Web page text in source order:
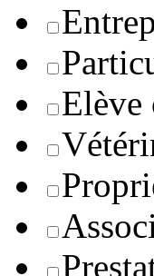
Elève